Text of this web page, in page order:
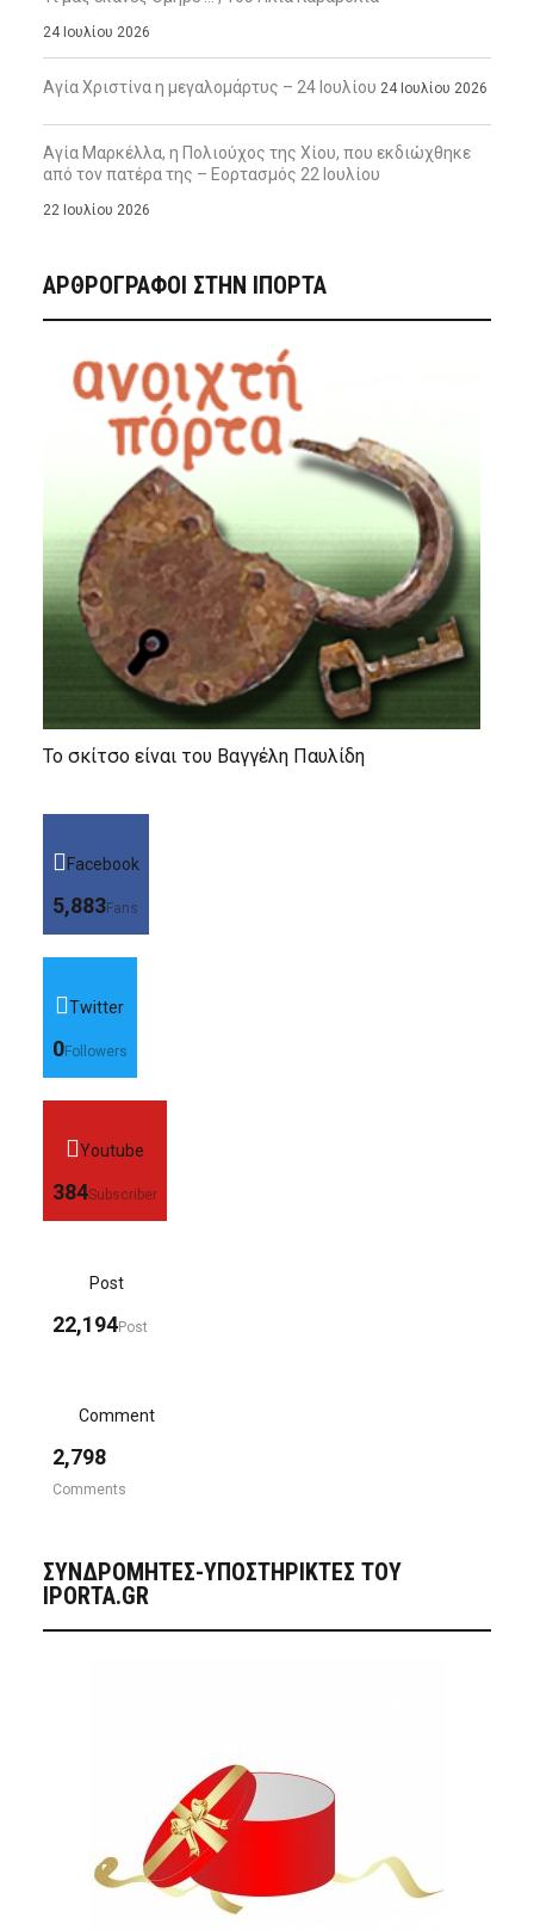
24 Ιουλίου 2026
Αγία Χριστίνα η μεγαλομάρτυς – 24 Ιουλίου 24 Ιουλίου 2026
Αγία Μαρκέλλα, η Πολιούχος της Χίου, που εκδιώχθηκε
από τον πατέρα της – Εορτασμός 22 Ιουλίου
22 Ιουλίου 2026
ΑΡΘΡΟΓΡΑΦΟΙ ΣΤΗΝ IΠΟΡΤΑ
Το σκίτσο είναι του Βαγγέλη Παυλίδη
Facebook
5,883Fans
Twitter
0Followers
Youtube
384Subscriber
Post
22,194Post
Comment
2,798
Comments
ΣΥΝΔΡΟΜΗΤΈΣ-ΥΠΟΣΤΗΡΙΚΤΈΣ ΤΟΥ
IPORTA.GR